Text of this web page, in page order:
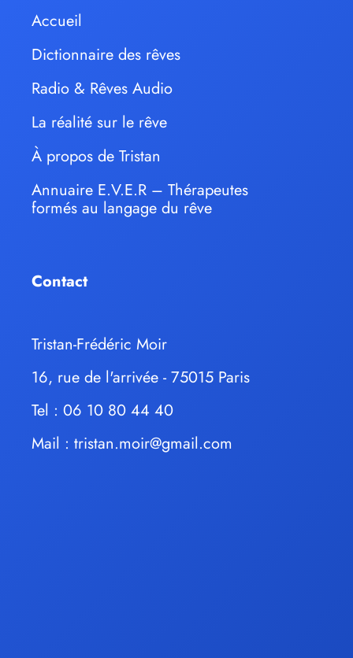
Accueil
Dictionnaire des rêves
Radio & Rêves Audio
La réalité sur le rêve
À propos de Tristan
Annuaire E.V.E.R – Thérapeutes
formés au langage du rêve
Contact
Tristan-Frédéric Moir
16, rue de l'arrivée - 75015 Paris
Tel : 06 10 80 44 40
Mail : tristan.moir@gmail.com